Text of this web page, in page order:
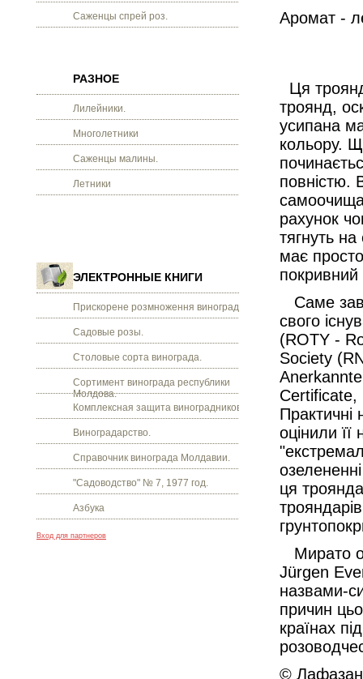
Саженцы спрей роз.
РАЗНОЕ
Лилейники.
Многолетники
Саженцы малины.
Летники
ЭЛЕКТРОННЫЕ КНИГИ
Прискорене розмноження винограду.
Садовые розы.
Столовые сорта винограда.
Сортимент винограда республики
Молдова.
Комплексная защита виноградников.
Виноградарство.
Справочник винограда Молдавии.
"Садоводство" № 7, 1977 год.
Азбука
Вход для партнеров
Аромат -
Ця
троянд,
усипана
кольору.
повністю.
рахунок
тягнуть
має
Саме
свого
(ROTY -
Society
Certificate,
Практичні
оцінили
ця
Мирато
Jürgen
назвами-
причин
країнах
©